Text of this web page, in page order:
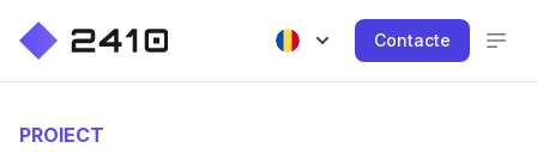
Contacte
PROIECT